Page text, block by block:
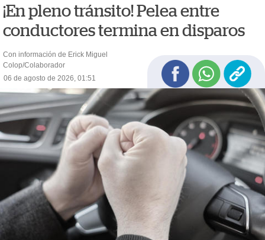
¡En pleno tránsito! Pelea entre
conductores termina en disparos
Con información de Erick Miguel
Colop/Colaborador
06 de agosto de 2026, 01:51